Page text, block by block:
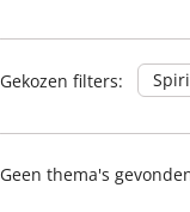
Gekozen filters:
Geen thema's